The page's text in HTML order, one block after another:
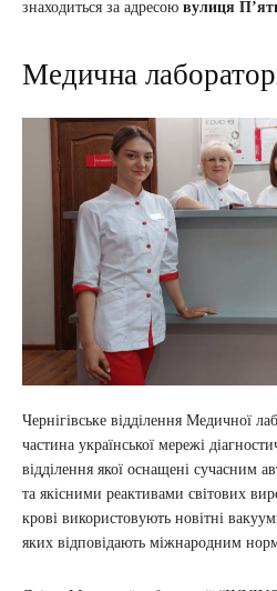
знаходиться за адресою вулиця
Медична
Чернігівське відділення Медичної
частина української мережі
відділення якої оснащені сучасним
та якісними реактивами світових
крові використовують новітні
яких відповідають міжнародним